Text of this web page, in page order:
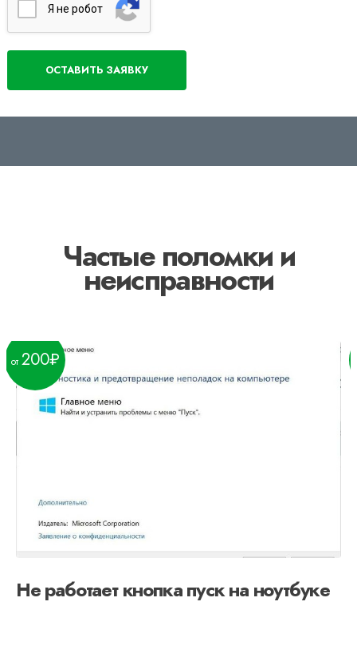
Я нe poбoт
Частые поломки и
неисправности
Не работает кнопка пуск на ноутбуке
200